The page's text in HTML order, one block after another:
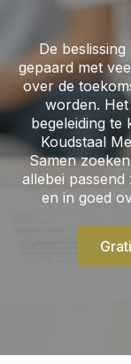
De
gepaard met
over de
worden. Het
begeleiding te
Koudstaal
Samen
allebei
en in goed